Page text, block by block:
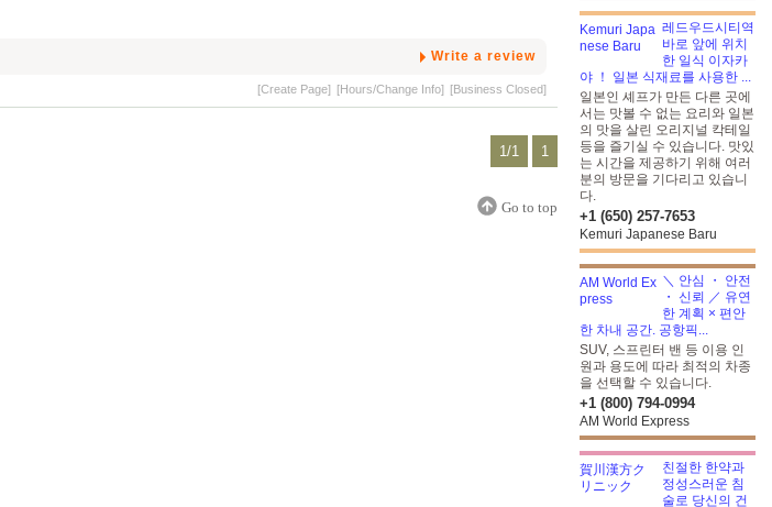
Write a review
[Create Page] [Hours/Change Info] [Business Closed]
1/1 1
Go to top
레드우드시티역
바로 앞에 위치
한 일식 이자카
야 ！ 일본 식재료를 사용한 ...
일본인 셰프가 만든 다른 곳에
서는 맛볼 수 없는 요리와 일본
의 맛을 살린 오리지널 칵테일
등을 즐기실 수 있습니다. 맛있
는 시간을 제공하기 위해 여러
분의 방문을 기다리고 있습니
다.
+1 (650) 257-7653
Kemuri Japanese Baru
＼ 안심 ・ 안전
・ 신뢰 ／ 유연
한 계획 × 편안
한 차내 공간. 공항픽...
SUV, 스프린터 밴 등 이용 인
원과 용도에 따라 최적의 차종
을 선택할 수 있습니다.
+1 (800) 794-0994
AM World Express
친절한 한약과
정성스러운 침
술로 당신의 건